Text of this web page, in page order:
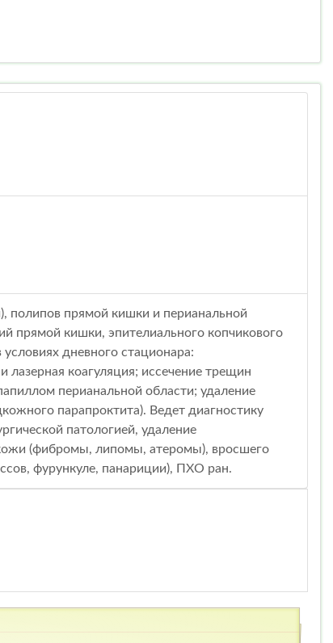
полипов прямой кишки и перианальной
прямой кишки, эпителиального копчикового
дневного стационара:
лазерная коагуляция; иссечение трещин
перианальной области; удаление
парапроктита). Ведет диагностику
патологией, удаление
(фибромы, липомы, атеромы), вросшего
фурункуле, панариции), ПХО ран.